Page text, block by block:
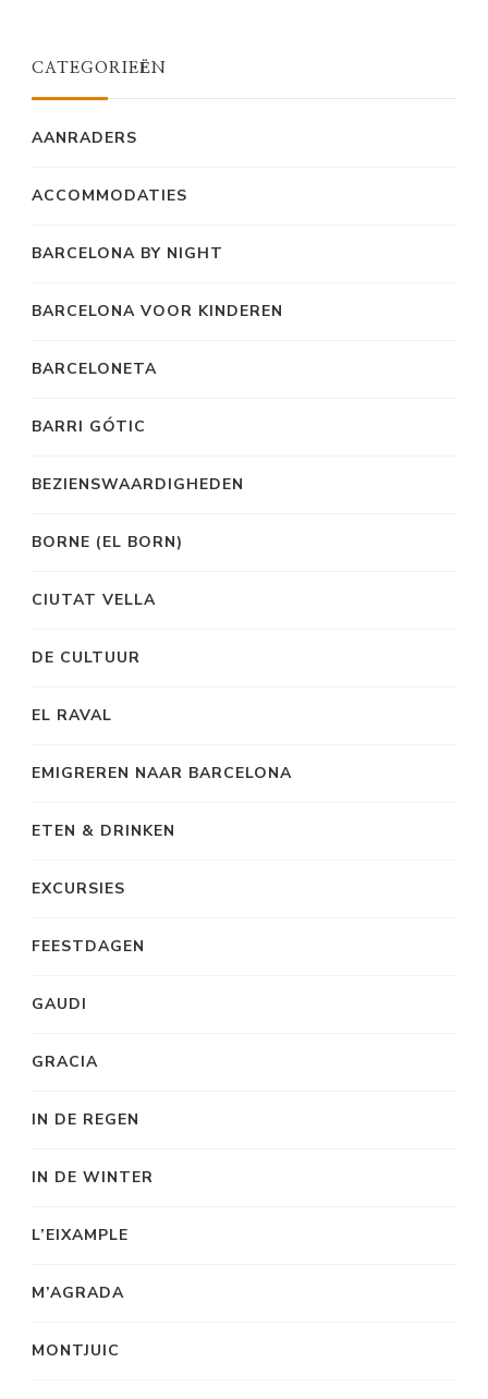
CATEGORIEËN
AANRADERS
ACCOMMODATIES
BARCELONA BY NIGHT
BARCELONA VOOR KINDEREN
BARCELONETA
BARRI GÓTIC
BEZIENSWAARDIGHEDEN
BORNE (EL BORN)
CIUTAT VELLA
DE CULTUUR
EL RAVAL
EMIGREREN NAAR BARCELONA
ETEN & DRINKEN
EXCURSIES
FEESTDAGEN
GAUDI
GRACIA
IN DE REGEN
IN DE WINTER
L’EIXAMPLE
M’AGRADA
MONTJUIC